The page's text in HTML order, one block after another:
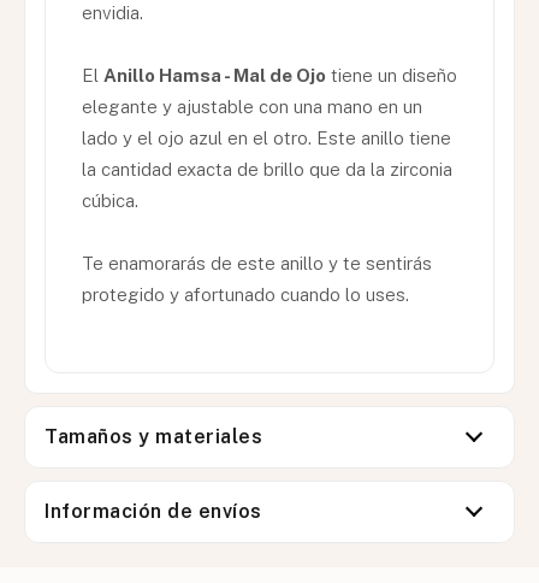
envidia.
El Anillo Hamsa - Mal de Ojo tiene un diseño
elegante y ajustable con una mano en un
lado y el ojo azul en el otro. Este anillo tiene
la cantidad exacta de brillo que da la zirconia
cúbica.
Te enamorarás de este anillo y te sentirás
protegido y afortunado cuando lo uses.
Tamaños y materiales
Información de envíos